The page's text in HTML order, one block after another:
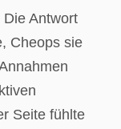
Antwort
Cheops sie
Seite fühlte